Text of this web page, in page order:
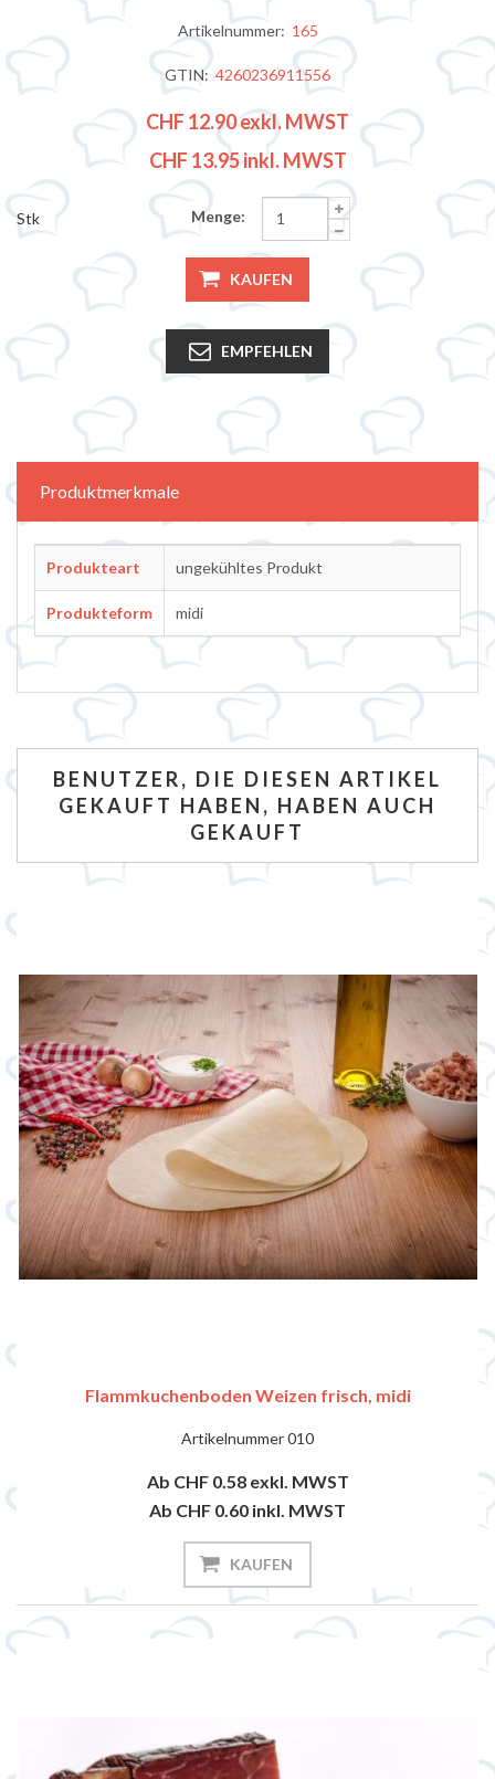
Artikelnummer: 165
GTIN: 4260236911556
CHF 12.90exkl. MWST
CHF 13.95inkl. MWST
Menge:
Stk
KAUFEN
EMPFEHLEN
Produktmerkmale
AttributbezeichnungAttributwert
Produkteart ungekühltes Produkt
Produkteform midi
BENUTZER, DIE DIESEN ARTIKEL
GEKAUFT HABEN, HABEN AUCH
GEKAUFT
Flammkuchenboden Weizen frisch, midi
Artikelnummer010
Ab CHF 0.58 exkl. MWST
Ab CHF 0.60 inkl. MWST
KAUFEN